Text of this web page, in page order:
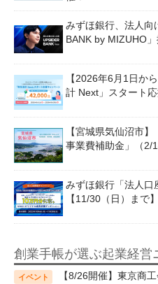
みずほ銀行、法人向
BANK by MIZUHO」
【2026年6月1日か
計 Next」スタート
【宮城県気仙沼市
事業費補助金」（2/
みずほ銀行「法人口
【11/30（日）まで】
創業手帳が選ぶ起業経営
【8/26開催】東京商